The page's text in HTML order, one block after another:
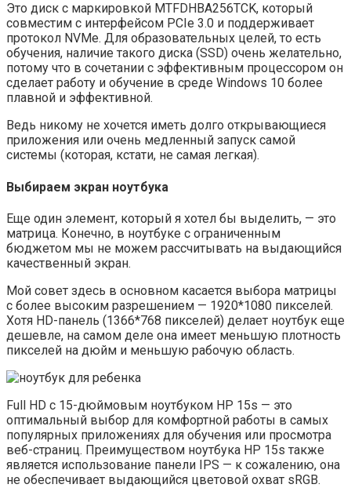
Это диск с маркировкой MTFDHBA256TCK, который
совместим с интерфейсом PCIe 3.0 и поддерживает
протокол NVMe. Для образовательных целей, то есть
обучения, наличие такого диска (SSD) очень желательно,
потому что в сочетании с эффективным процессором он
сделает работу и обучение в среде Windows 10 более
плавной и эффективной.
Ведь никому не хочется иметь долго открывающиеся
приложения или очень медленный запуск самой
системы (которая, кстати, не самая легкая).
Выбираем экран ноутбука
Еще один элемент, который я хотел бы выделить, — это
матрица. Конечно, в ноутбуке с ограниченным
бюджетом мы не можем рассчитывать на выдающийся
качественный экран.
Мой совет здесь в основном касается выбора матрицы
с более высоким разрешением — 1920*1080 пикселей.
Хотя HD-панель (1366*768 пикселей) делает ноутбук еще
дешевле, на самом деле она имеет меньшую плотность
пикселей на дюйм и меньшую рабочую область.
Full HD с 15-дюймовым ноутбуком HP 15s — это
оптимальный выбор для комфортной работы в самых
популярных приложениях для обучения или просмотра
веб-страниц. Преимуществом ноутбука HP 15s также
является использование панели IPS — к сожалению, она
не обеспечивает выдающийся цветовой охват sRGB.